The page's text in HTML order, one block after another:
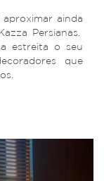
ainda
Persianas.
estreita o seu
que